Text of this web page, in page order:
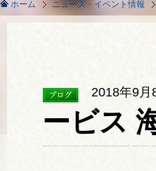
ホーム ニュース・イベント情報
2018年9月
ービス